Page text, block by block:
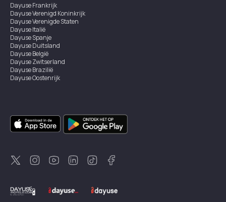
DayuseFrankrijk
DayuseVerenigd Koninkrijk
DayuseVerenigde Staten
DayuseItalië
DayuseSpanje
DayuseDuitsland
DayuseBelgië
DayuseZwitserland
DayuseBrazilië
DayuseOostenrijk
DayuseSingapore
DayuseZweden
DayuseThailand
DayuseNieuw-Zeeland
DayuseTurkiye